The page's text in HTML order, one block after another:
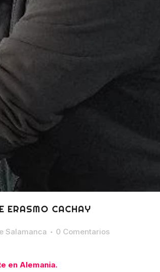
ERASMO CACHAY
Salamanca 0 Comentarios
en Alemania.